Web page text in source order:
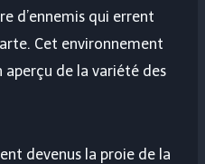
d’ennemis qui errent
Cet environnement
de la variété des
devenus la proie de la